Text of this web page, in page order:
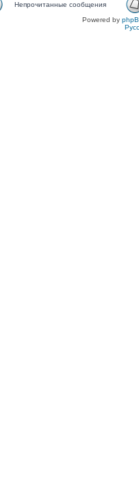
Непрочитанные сообщения
Powered by